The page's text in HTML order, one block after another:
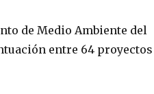
de Medio Ambiente del
entre 64 proyectos